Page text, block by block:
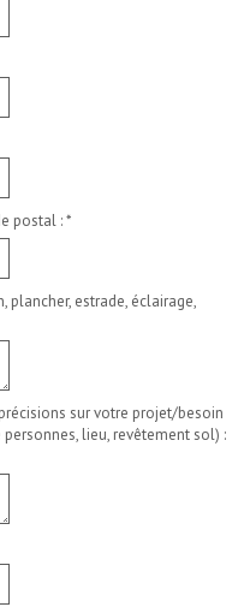
postal :*
estrade, éclairage,
sur votre projet/besoin
lieu, revêtement sol) :